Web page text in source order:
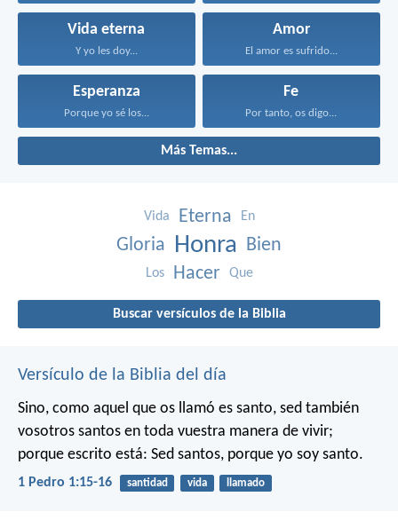
Vida eterna
Y yo les doy...
Amor
El amor es sufrido...
Esperanza
Porque yo sé los...
Fe
Por tanto, os digo...
Más Temas...
Vida Eterna En
Gloria Honra Bien
Los Hacer Que
Buscar versículos de la Biblia
Versículo de la Biblia del día
Sino, como aquel que os llamó es santo, sed también
vosotros santos en toda vuestra manera de vivir;
porque escrito está: Sed santos, porque yo soy santo.
1 Pedro 1:15-16 santidad vida llamado